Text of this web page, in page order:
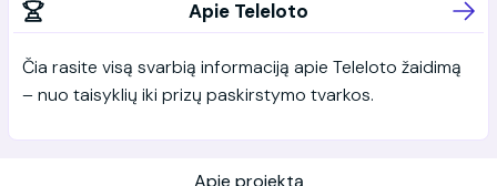
Apie Teleloto
Čia rasite visą svarbią informaciją apie Teleloto žaidimą
– nuo taisyklių iki prizų paskirstymo tvarkos.
Apie projektą